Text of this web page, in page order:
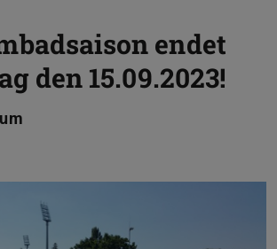
endet
den 15.09.2023!